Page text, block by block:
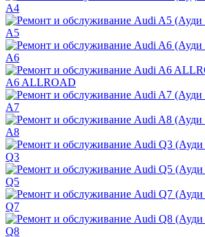
A4
A5
A6
A6 ALLROAD
A7
A8
Q3
Q5
Q7
Q8